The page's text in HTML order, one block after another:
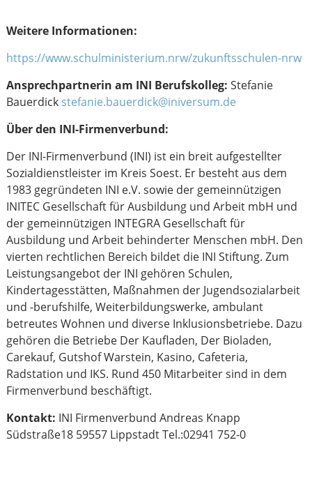
Weitere Informationen:
https://www.schulministerium.nrw/zukunftsschulen-nrw
Ansprechpartnerin am INI Berufskolleg: Stefanie
Bauerdick stefanie.bauerdick@iniversum.de
Über den INI-Firmenverbund:
Der INI-Firmenverbund (INI) ist ein breit aufgestellter
Sozialdienstleister im Kreis Soest. Er besteht aus dem
1983 gegründeten INI e.V. sowie der gemeinnützigen
INITEC Gesellschaft für Ausbildung und Arbeit mbH und
der gemeinnützigen INTEGRA Gesellschaft für
Ausbildung und Arbeit behinderter Menschen mbH. Den
vierten rechtlichen Bereich bildet die INI Stiftung. Zum
Leistungsangebot der INI gehören Schulen,
Kindertagesstätten, Maßnahmen der Jugendsozialarbeit
und -berufshilfe, Weiterbildungswerke, ambulant
betreutes Wohnen und diverse Inklusionsbetriebe. Dazu
gehören die Betriebe Der Kaufladen, Der Bioladen,
Carekauf, Gutshof Warstein, Kasino, Cafeteria,
Radstation und IKS. Rund 450 Mitarbeiter sind in dem
Firmenverbund beschäftigt.
Kontakt: INI Firmenverbund Andreas Knapp
Südstraße18 59557 Lippstadt Tel.:02941 752-0